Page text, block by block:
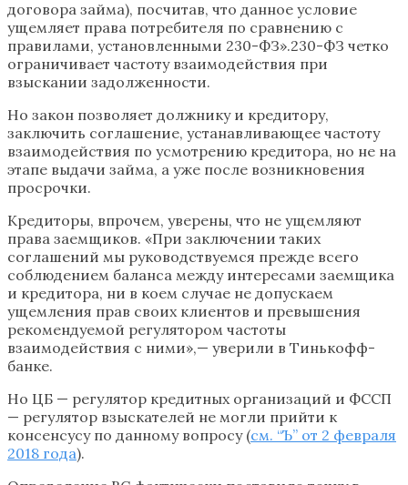
договора займа), посчитав, что данное условие
ущемляет права потребителя по сравнению с
правилами, установленными 230-ФЗ».230-ФЗ четко
ограничивает частоту взаимодействия при
взыскании задолженности.
Но закон позволяет должнику и кредитору,
заключить соглашение, устанавливающее частоту
взаимодействия по усмотрению кредитора, но не на
этапе выдачи займа, а уже после возникновения
просрочки.
Кредиторы, впрочем, уверены, что не ущемляют
права заемщиков. «При заключении таких
соглашений мы руководствуемся прежде всего
соблюдением баланса между интересами заемщика
и кредитора, ни в коем случае не допускаем
ущемления прав своих клиентов и превышения
рекомендуемой регулятором частоты
взаимодействия с ними»,— уверили в Тинькофф-
банке.
Но ЦБ — регулятор кредитных организаций и ФССП
— регулятор взыскателей не могли прийти к
консенсусу по данному вопросу (см. “Ъ” от 2 февраля
2018 года).